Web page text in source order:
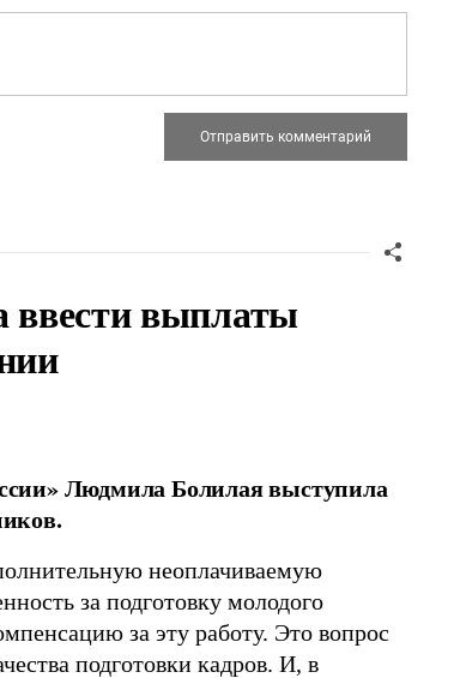
ввести выплаты
Людмила Болилая выступила
неоплачиваемую
за подготовку молодого
за эту работу. Это вопрос
подготовки кадров. И, в